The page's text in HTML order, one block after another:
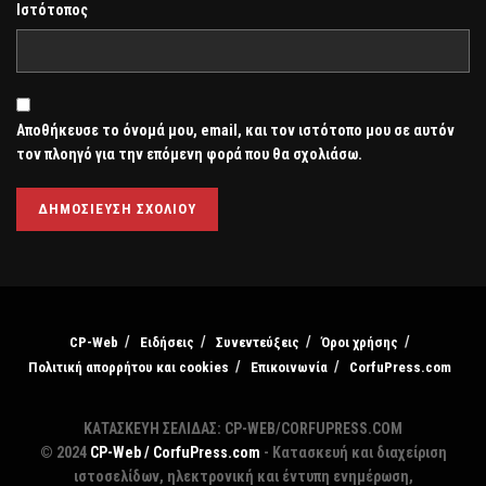
Ιστότοπος
Αποθήκευσε το όνομά μου, email, και τον ιστότοπο μου σε αυτόν
τον πλοηγό για την επόμενη φορά που θα σχολιάσω.
CP-Web Ειδήσεις Συνεντεύξεις
Όροι χρήσης
Πολιτική απορρήτου και cookies
Επικοινωνία CorfuPress.com
ΚΑΤΑΣΚΕΥΗ ΣΕΛΙΔΑΣ: CP-WEB/CORFUPRESS.COM
© 2024 CP-Web / CorfuPress.com - Κατασκευή και διαχείριση
ιστοσελίδων, ηλεκτρονική και έντυπη ενημέρωση,